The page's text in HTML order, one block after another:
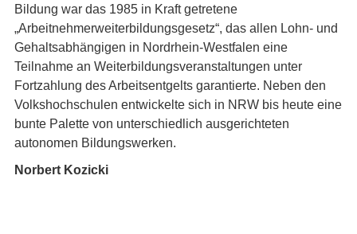
Bildung war das 1985 in Kraft getretene
„Arbeitnehmerweiterbildungsgesetz“, das allen Lohn- und
Gehaltsabhängigen in Nordrhein-Westfalen eine
Teilnahme an Weiterbildungsveranstaltungen unter
Fortzahlung des Arbeitsentgelts garantierte. Neben den
Volkshochschulen entwickelte sich in NRW bis heute eine
bunte Palette von unterschiedlich ausgerichteten
autonomen Bildungswerken.
Norbert Kozicki